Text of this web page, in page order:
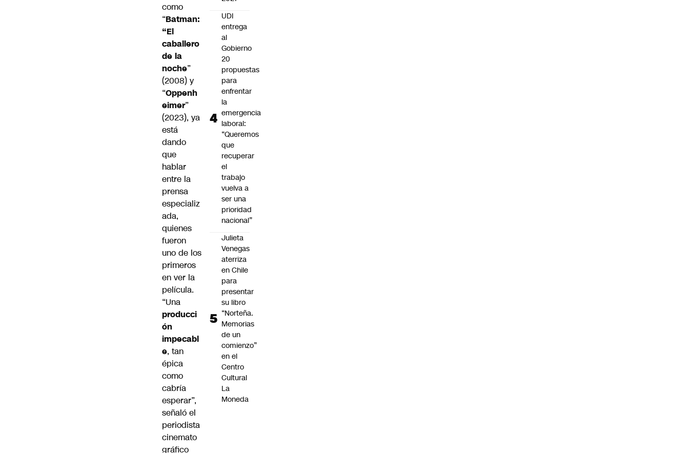
como
“Batman:
“El
caballero
de la
noche”
(2008) y
“Oppenh
eimer”
(2023), ya
está
dando
que
hablar
entre la
prensa
especializ
ada,
quienes
fueron
uno de los
primeros
en ver la
película.
“Una
producci
ón
impecabl
e, tan
épica
como
cabría
esperar”,
señaló el
periodista
cinemato
gráfico
UDI
entrega
al
Gobierno
20
propuestas
para
enfrentar
la
emergencia
laboral:
“Queremos
que
recuperar
el
trabajo
vuelva a
ser una
prioridad
nacional”
Julieta
Venegas
aterriza
en Chile
para
presentar
su libro
“Norteña.
Memorias
de un
comienzo”
en el
Centro
Cultural
La
Moneda